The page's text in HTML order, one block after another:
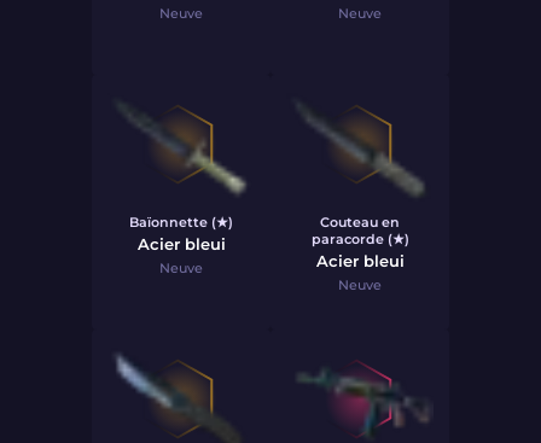
Neuve Neuve
Baïonnette (★)
Acier bleui
Neuve
Couteau en
paracorde (★)
Acier bleui
Neuve